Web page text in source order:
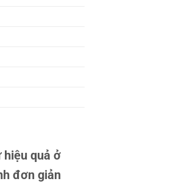
hiệu quả ở
đơn giản